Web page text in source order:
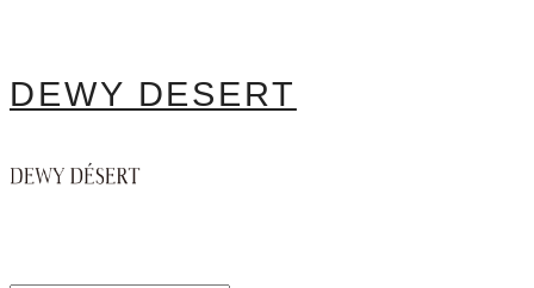
DEWY DESERT